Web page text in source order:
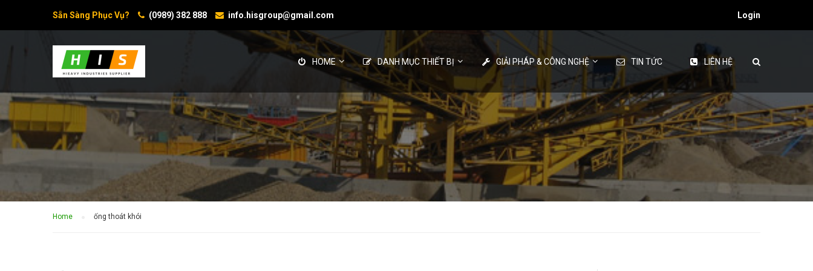
Sẵn Sàng Phục Vụ? (0989) 382 888 info.hisgroup@gmail.com Login
HOME DANH MỤC THIẾT BỊ GIẢI PHÁP & CÔNG NGHỆ TIN TỨC LIÊN HỆ
Home ống thoát khói